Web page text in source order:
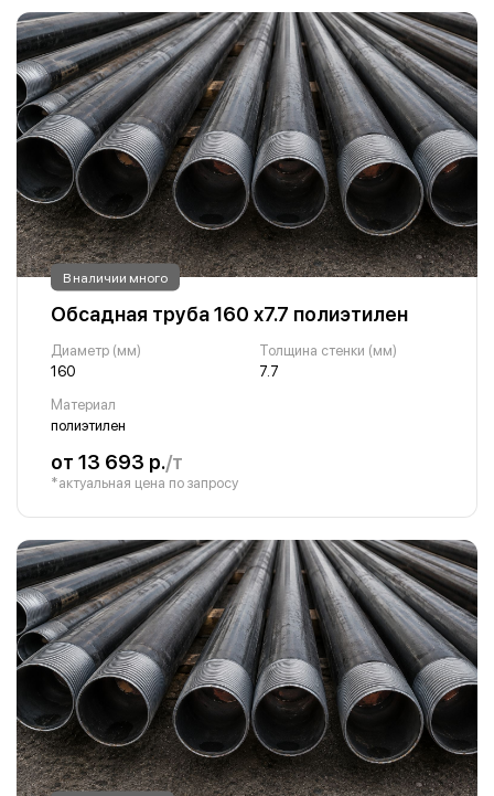
В наличии много
Обсадная труба 160 х7.7 полиэтилен
Диаметр (мм)
160
Толщина стенки (мм)
7.7
Материал
полиэтилен
от 13 693 р./т
*актуальная цена по запросу